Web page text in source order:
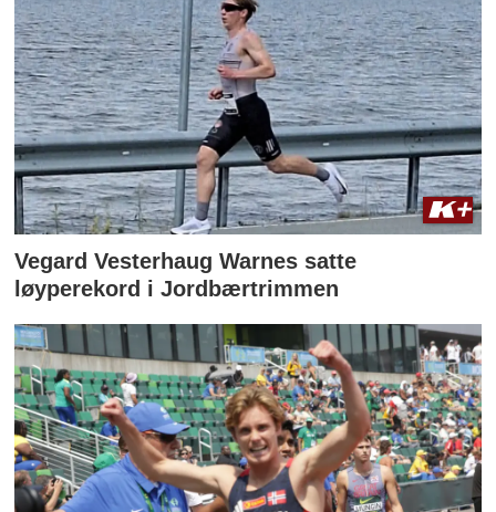
Vegard Vesterhaug Warnes satte
løyperekord i Jordbærtrimmen